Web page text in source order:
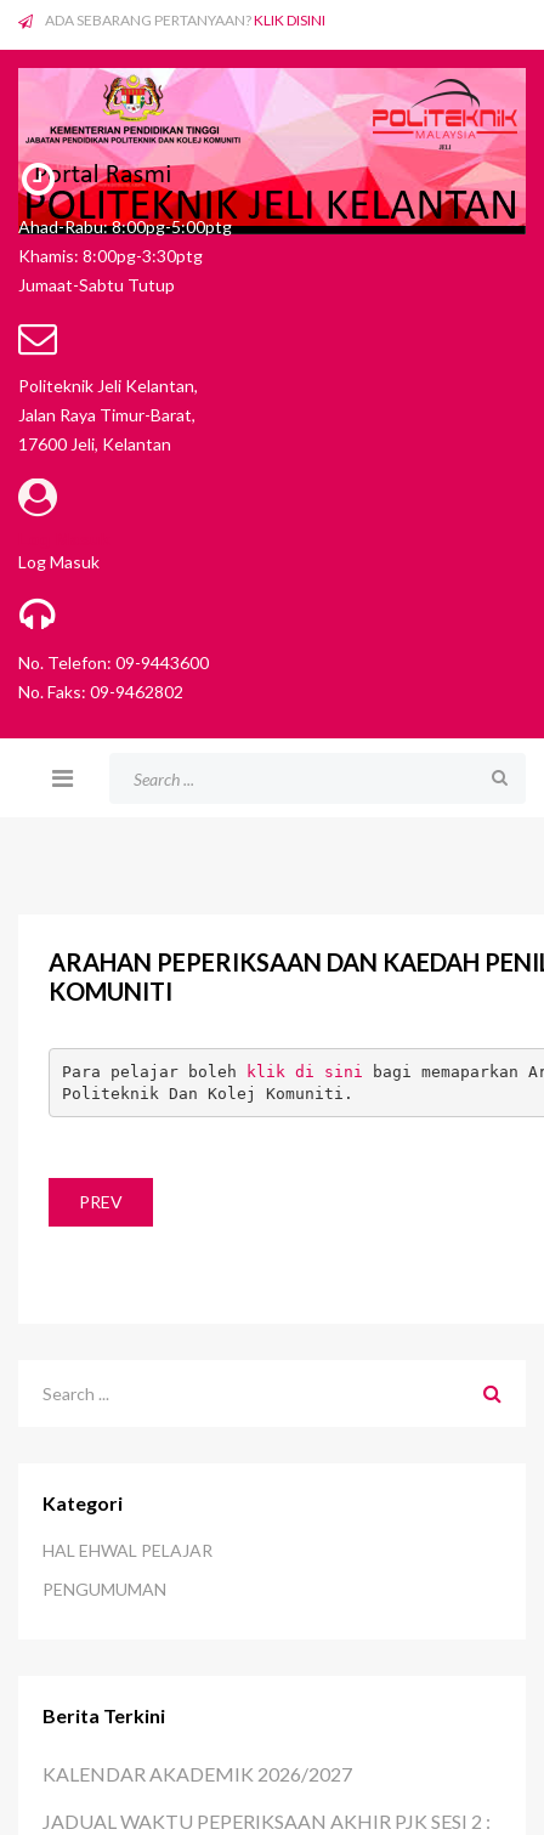
ADA SEBARANG PERTANYAAN?KLIK DISINI
Ahad-Rabu: 8:00pg-5:00ptg
Khamis: 8:00pg-3:30ptg
Jumaat-Sabtu Tutup
Politeknik Jeli Kelantan,
Jalan Raya Timur-Barat,
17600 Jeli, Kelantan
Log Masuk
No. Telefon: 09-9443600
No. Faks: 09-9462802
ARAHAN PEPERIKSAAN DAN KAEDAH
KOMUNITI
Para pelajar boleh klik di sini
bagi memaparkan
Politeknik Dan Kolej Komuniti.
PREV
Kategori
HAL EHWAL PELAJAR
PENGUMUMAN
Berita Terkini
KALENDAR AKADEMIK 2026/2027
JADUAL WAKTU PEPERIKSAAN AKHIR PJK SESI 2 :